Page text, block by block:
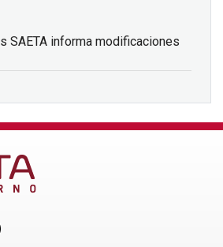
SAETA informa modificaciones